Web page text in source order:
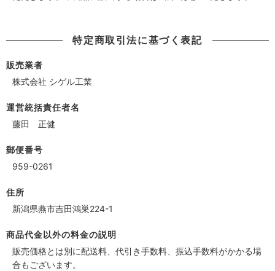
特定商取引法に基づく表記
販売業者
株式会社 シゲル工業
運営統括責任者名
藤田 正健
郵便番号
959-0261
住所
新潟県燕市吉田鴻巣224-1
商品代金以外の料金の説明
販売価格とは別に配送料、代引き手数料、振込手数料がかかる場
合もございます。